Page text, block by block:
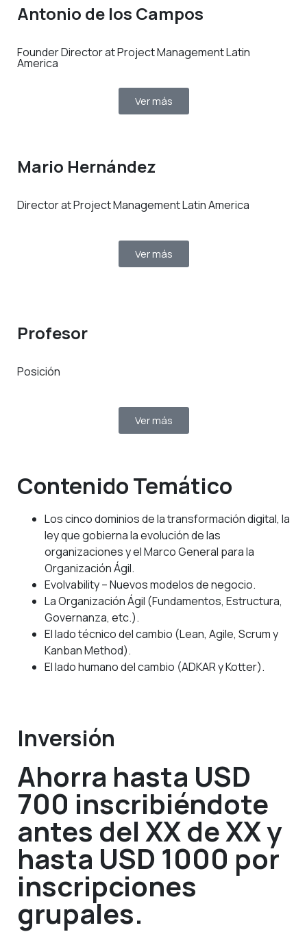
Antonio de los Campos
Founder Director at Project Management Latin
America
Ver más
Mario Hernández
Director at Project Management Latin America
Ver más
Profesor
Posición
Ver más
Contenido Temático
Los cinco dominios de la transformación digital, la
ley que gobierna la evolución de las
organizaciones y el Marco General para la
Organización Ágil.
Evolvability – Nuevos modelos de negocio.
La Organización Ágil (Fundamentos, Estructura,
Governanza, etc.).
El lado técnico del cambio (Lean, Agile, Scrum y
Kanban Method).
El lado humano del cambio (ADKAR y Kotter).
Inversión
Ahorra hasta USD
700 inscribiéndote
antes del XX de XX y
hasta USD 1000 por
inscripciones
grupales.